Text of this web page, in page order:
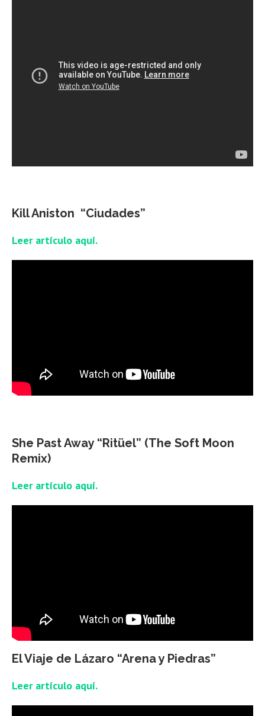
Kill Aniston “Ciudades”
Leer artículo aquí.
She Past Away “Ritüel” (The Soft Moon
Remix)
Leer artículo aquí.
El Viaje de Lázaro “Arena y Piedras”
Leer artículo aquí.